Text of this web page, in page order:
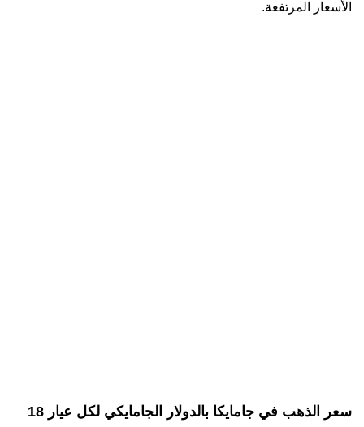
الأسعار المرتفعة.
سعر الذهب في جامايكا بالدولار الجامايكي لكل عيار 18